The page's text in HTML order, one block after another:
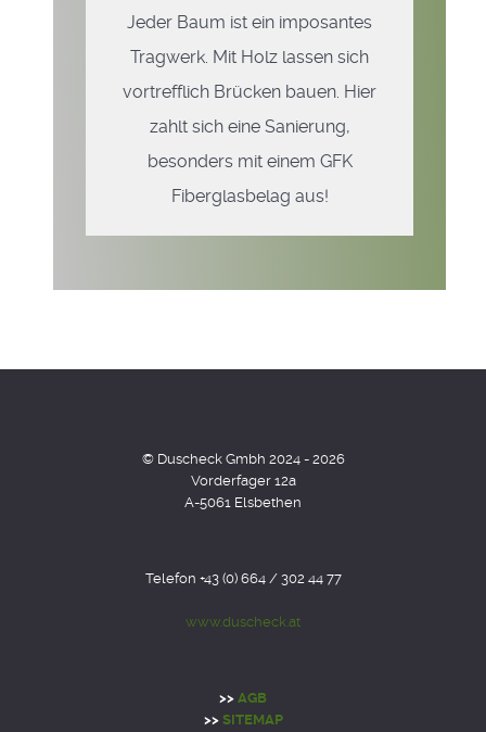
Jeder Baum ist ein imposantes
Tragwerk. Mit Holz lassen sich
vortrefflich Brücken bauen. Hier
zahlt sich eine Sanierung,
besonders mit einem GFK
Fiberglasbelag aus!
© Duscheck Gmbh 2024 - 2026
Vorderfager 12a
A-5061 Elsbethen
Telefon +43 (0) 664 / 302 44 77
www.duscheck.at
>> AGB
>> SITEMAP